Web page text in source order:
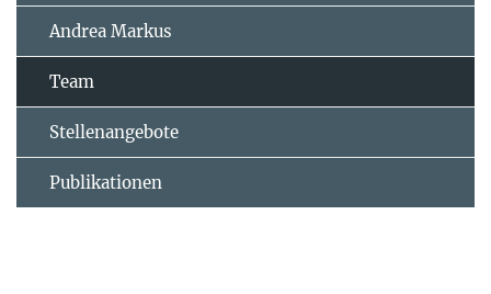
Andrea Markus
Team
Stellenangebote
Publikationen